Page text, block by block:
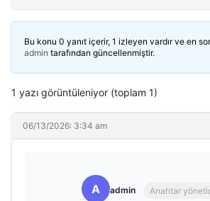
Bu konu 0 yanıt içerir, 1 izleyen vardır ve en
admin tarafından güncellenmiştir.
1 yazı görüntüleniyor (toplam 1)
06/13/2026: 3:34 am
A admin Anahtar